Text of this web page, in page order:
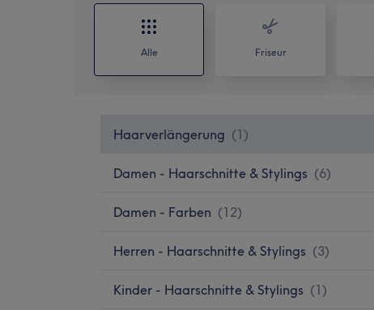
Alle Friseur
Haarverlängerung (1 )
Damen - Haarschnitte & Stylings (6)
Damen - Farben (12)
Herren - Haarschnitte & Stylings (3)
Kinder - Haarschnitte & Stylings (1)